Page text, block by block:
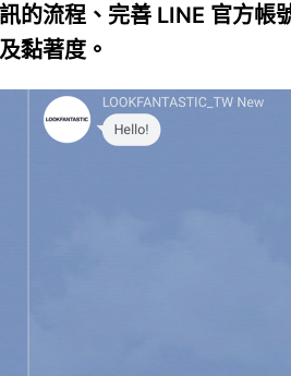
的流程、完善 LINE 官方帳
黏著度。